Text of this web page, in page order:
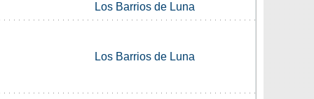
Los Barrios de Luna
Los Barrios de Luna